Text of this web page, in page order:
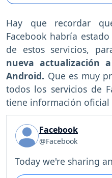
Hay que recordar
Facebook habría
de estos servicios,
nueva actualización
Android. Que es muy
todos los servicios de
tiene información oficial
Facebook
@Facebook
Today we're sharing